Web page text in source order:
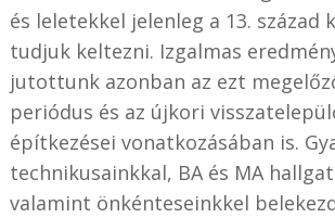
és leletekkel jelenleg a 13. század
tudjuk keltezni. Izgalmas
jutottunk azonban az ezt
periódus és az újkori
építkezései vonatkozásában is.
technikusainkkal, BA és MA
valamint önkénteseinkkel